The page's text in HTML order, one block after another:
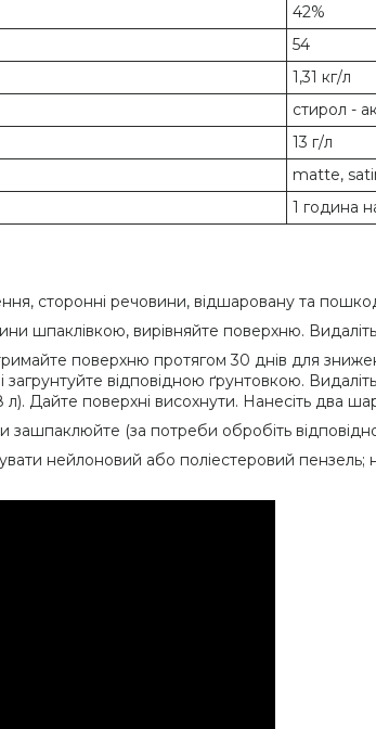
42%
54
1,31 кг/л
стирол -
13 г/л
matte,
1 година
сторонні речовини, відшаровану та
шпаклівкою, вирівняйте поверхню.
поверхню протягом 30 днів для
загрунтуйте відповідною ґрунтовкою.
л). Дайте поверхні висохнути. Нанесіть два
зашпаклюйте (за потреби обробіть
нейлоновий або поліестеровий